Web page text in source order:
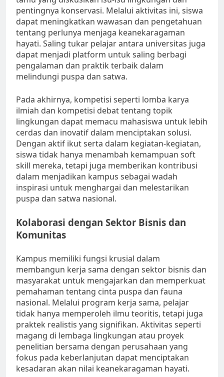
pentingnya konservasi. Melalui aktivitas ini, siswa
dapat meningkatkan wawasan dan pengetahuan
tentang perlunya menjaga keanekaragaman
hayati. Saling tukar pelajar antara universitas juga
dapat menjadi platform untuk saling berbagi
pengalaman dan praktik terbaik dalam
melindungi puspa dan satwa.
Pada akhirnya, kompetisi seperti lomba karya
ilmiah dan kompetisi debat tentang topik
lingkungan dapat memacu mahasiswa untuk lebih
cerdas dan inovatif dalam menciptakan solusi.
Dengan aktif ikut serta dalam kegiatan-kegiatan,
siswa tidak hanya menambah kemampuan soft
skill mereka, tetapi juga memberikan kontribusi
dalam menjadikan kampus sebagai wadah
inspirasi untuk menghargai dan melestarikan
puspa dan satwa nasional.
Kolaborasi dengan Sektor Bisnis dan
Komunitas
Kampus memiliki fungsi krusial dalam
membangun kerja sama dengan sektor bisnis dan
masyarakat untuk mengajarkan dan memperkuat
pemahaman tentang cinta puspa dan fauna
nasional. Melalui program kerja sama, pelajar
tidak hanya memperoleh ilmu teoritis, tetapi juga
praktek realistis yang signifikan. Aktivitas seperti
magang di lembaga lingkungan atau proyek
penelitian bersama dengan perusahaan yang
fokus pada keberlanjutan dapat menciptakan
kesadaran akan nilai keanekaragaman hayati.